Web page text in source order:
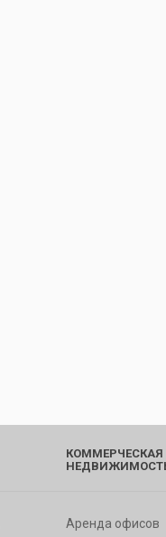
КОММЕРЧЕСКАЯ
Аренда офисов